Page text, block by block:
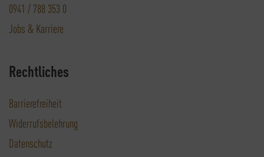
0941 / 788 353 0
Jobs & Karriere
Rechtliches
Barrierefreiheit
Widerrufsbelehrung
Datenschutz